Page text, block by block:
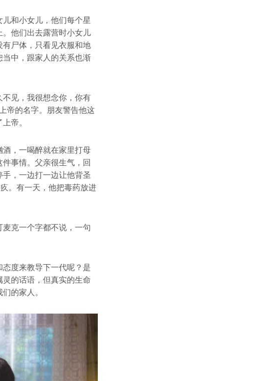
和小女儿，他们每个星
他们出去露营时小女儿
尸体，只看见衣服和地
中，跟家人的关系也渐
见，我很想念你，你有
帝的名字。朋友警告他这
帝。
，一喝醉就在家里打母
事情。父亲很生气，回
，一边打一边让他背圣
。有一天，他把毒药放进
克一个字都不说，一句
度来教导下一代呢？是
的话语，但真实的生命
的家人。